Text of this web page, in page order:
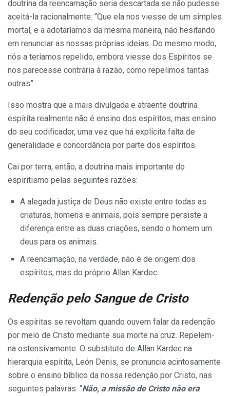
doutrina da reencarnação seria descartada se não pudesse
aceitá-la racionalmente: “Que ela nos viesse de um simples
mortal, e a adotaríamos da mesma maneira, não hesitando
em renunciar as nossas próprias ideias. Do mesmo modo,
nós a teríamos repelido, embora viesse dos Espíritos se
nos parecesse contrária à razão, como repelimos tantas
outras”.
Isso mostra que a mais divulgada e atraente doutrina
espírita realmente não é ensino dos espíritos, mas ensino
do seu codificador, uma vez que há explícita falta de
generalidade e concordância por parte dos espíritos.
Cai por terra, então, a doutrina mais importante do
espiritismo pelas seguintes razões:
A alegada justiça de Deus não existe entre todas as
criaturas, homens e animais, pois sempre persiste a
diferença entre as duas criações, sendo o homem um
deus para os animais.
A reencarnação, na verdade, não é de origem dos
espíritos, mas do próprio Allan Kardec.
Redenção pelo Sangue de Cristo
Os espíritas se revoltam quando ouvem falar da redenção
por meio de Cristo mediante sua morte na cruz. Repelem-
na ostensivamente. O substituto de Allan Kardec na
hierarquia espírita, León Denis, se pronuncia acintosamente
sobre o ensino bíblico da nossa redenção por Cristo, nas
seguintes palavras: “Não, a missão de Cristo não era